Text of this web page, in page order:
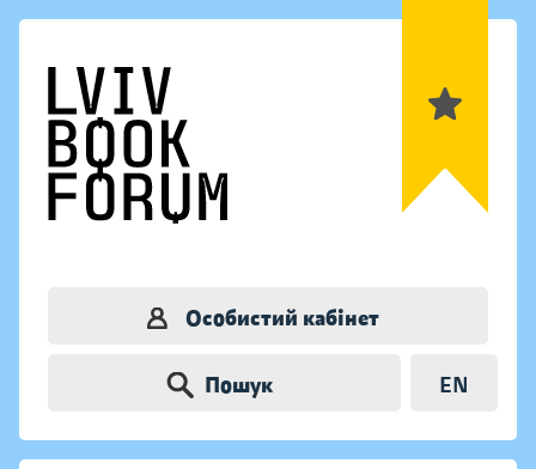
Особистий кабінет
Пошук EN